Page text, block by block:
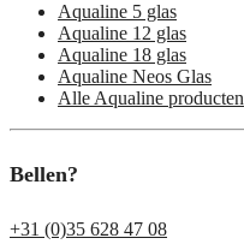
Aqualine 5 glas
Aqualine 12 glas
Aqualine 18 glas
Aqualine Neos Glas
Alle Aqualine producten
Bellen?
+31 (0)35 628 47 08